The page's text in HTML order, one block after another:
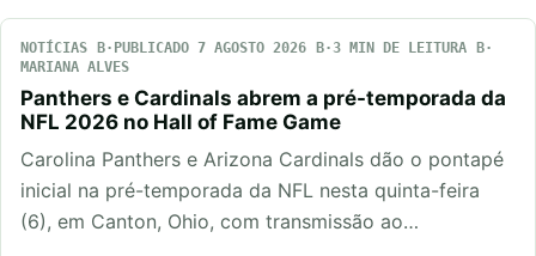
NOTÍCIAS PUBLICADO 7 AGOSTO 2026
3 MIN DE LEITURA
MARIANA ALVES
Panthers e Cardinals abrem a pré-temporada da
NFL 2026 no Hall of Fame Game
Carolina Panthers e Arizona Cardinals dão o pontapé
inicial na pré-temporada da NFL nesta quinta-feira
(6), em Canton, Ohio, com transmissão ao…